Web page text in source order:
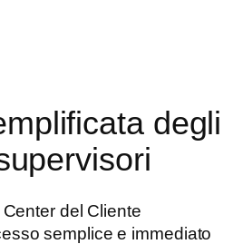
degli
del Cliente
semplice e immediato